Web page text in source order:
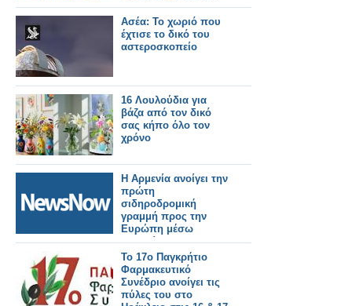
Ασέα: Το χωριό που
έχτισε το δικό του
αστεροσκοπείο
16 Λουλούδια για
βάζα από τον δικό
σας κήπο όλο τον
χρόνο
Η Αρμενία ανοίγει την
πρώτη
σιδηροδρομική
γραμμή προς την
Ευρώπη μέσω
Γεωργίας και
Τουρκίας.
Το 17ο Παγκρήτιο
Φαρμακευτικό
Συνέδριο ανοίγει τις
πύλες του στο